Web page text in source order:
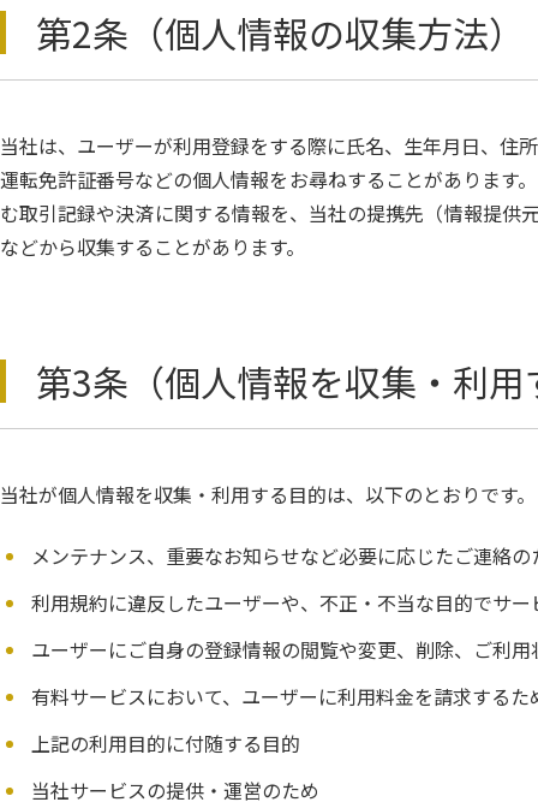
第2条（個人情報の収集方法）
当社は、ユーザーが利用登録をする際に氏名、生年月日、住
運転免許証番号などの個人情報をお尋ねすることがあります
む取引記録や決済に関する情報を、当社の提携先（情報提供
などから収集することがあります。
第3条（個人情報を収集・利
当社が個人情報を収集・利用する目的は、以下のとおりです。
メンテナンス、重要なお知らせなど必要に応じたご連絡の
利用規約に違反したユーザーや、不正・不当な目的でサ
ユーザーにご自身の登録情報の閲覧や変更、削除、ご利
有料サービスにおいて、ユーザーに利用料金を請求するた
上記の利用目的に付随する目的
当社サービスの提供・運営のため